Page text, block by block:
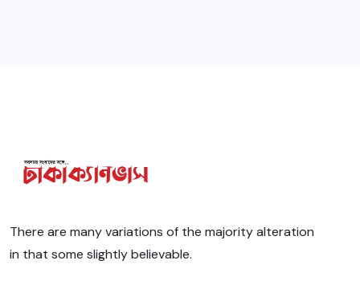
There are many variations of the majority alteration
in that some slightly believable.